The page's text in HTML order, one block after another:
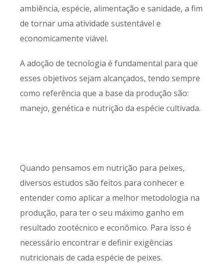
ambiência, espécie, alimentação e sanidade, a fim
de tornar uma atividade sustentável e
economicamente viável.
A adoção de tecnologia é fundamental para que
esses objetivos sejam alcançados, tendo sempre
como referência que a base da produção são:
manejo, genética e nutrição da espécie cultivada.
Quando pensamos em nutrição para peixes,
diversos estudos são feitos para conhecer e
entender como aplicar a melhor metodologia na
produção, para ter o seu máximo ganho em
resultado zootécnico e econômico. Para isso é
necessário encontrar e definir exigências
nutricionais de cada espécie de peixes.